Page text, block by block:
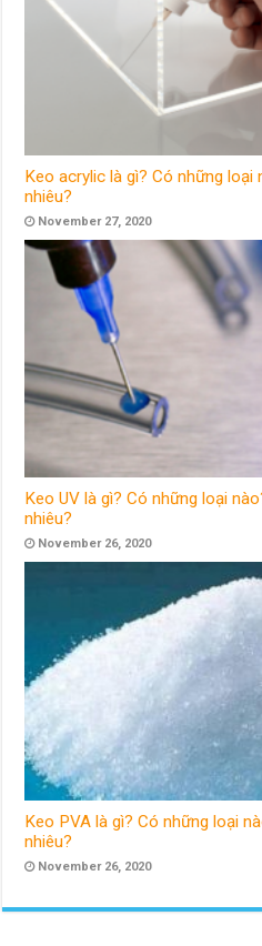
Keo acrylic là gì? Có những loại
nhiêu?
November 27, 2020
Keo UV là gì? Có những loại
nhiêu?
November 26, 2020
Keo PVA là gì? Có những loại
nhiêu?
November 26, 2020